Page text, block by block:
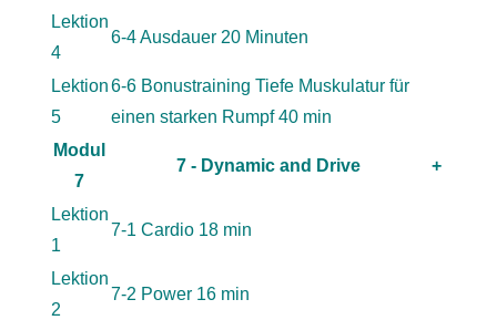
Lektion
4
6-4 Ausdauer 20 Minuten
Lektion
5
6-6 Bonustraining Tiefe Muskulatur für
einen starken Rumpf 40 min
Modul
7
7 - Dynamic and Drive +
Lektion
1
7-1 Cardio 18 min
Lektion
2
7-2 Power 16 min